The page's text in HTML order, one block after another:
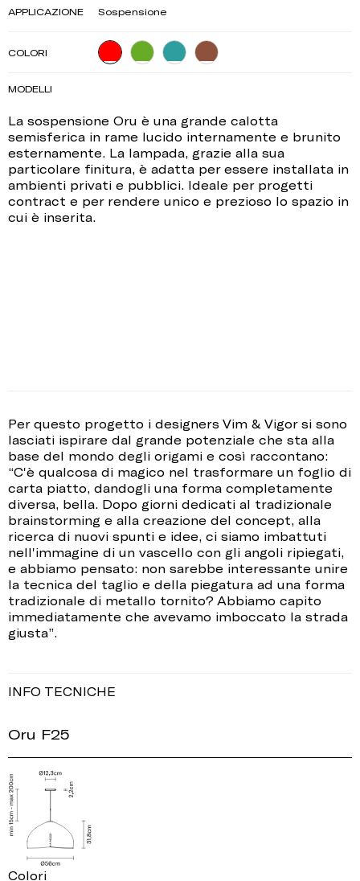
La sospensione Oru è una grande calotta
semisferica in rame lucido internamente e brunito
esternamente. La lampada, grazie alla sua
particolare finitura, è adatta per essere installata in
ambienti privati e pubblici. Ideale per progetti
contract e per rendere unico e prezioso lo spazio in
cui è inserita.
APPLICAZIONE Sospensione
COLORI
MODELLI
Per questo progetto i designers Vim & Vigor si sono
lasciati ispirare dal grande potenziale che sta alla
base del mondo degli origami e così raccontano:
“C'è qualcosa di magico nel trasformare un foglio di
carta piatto, dandogli una forma completamente
diversa, bella. Dopo giorni dedicati al tradizionale
brainstorming e alla creazione del concept, alla
ricerca di nuovi spunti e idee, ci siamo imbattuti
nell'immagine di un vascello con gli angoli ripiegati,
e abbiamo pensato: non sarebbe interessante unire
la tecnica del taglio e della piegatura ad una forma
tradizionale di metallo tornito? Abbiamo capito
immediatamente che avevamo imboccato la strada
giusta”.
INFO TECNICHE
Oru F25
Colori